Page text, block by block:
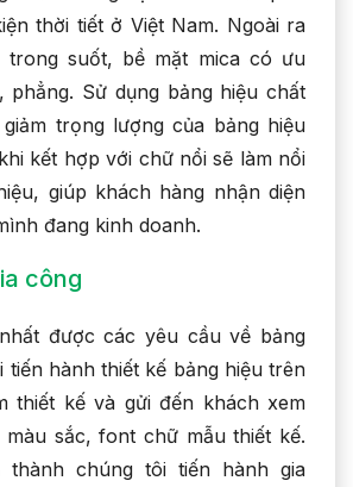
thời tiết ở Việt Nam. Ngoài ra
trong suốt, bề mặt mica có ưu
phẳng. Sử dụng bảng hiệu chất
trọng lượng của bảng hiệu
kết hợp với chữ nổi sẽ làm nổi
giúp khách hàng nhận diện
đang kinh doanh.
công
được các yêu cầu về bảng
tiến hành thiết kế bảng hiệu trên
thiết kế và gửi đến khách xem
sắc, font chữ mẫu thiết kế.
thành chúng tôi tiến hành gia